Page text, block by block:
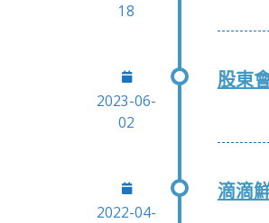
18
2023-06-
02
股東
2022-04-
滴滴